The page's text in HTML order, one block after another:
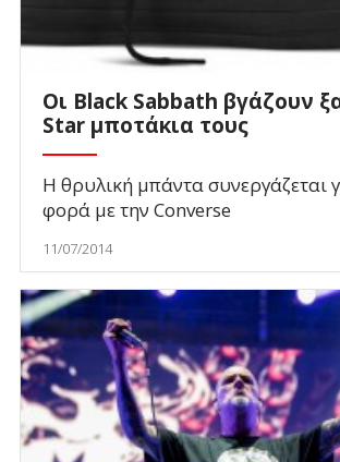
Οι Black Sabbath βγάζουν
Star μποτάκια τους
Η θρυλική μπάντα συνεργάζεται
φορά με την Converse
11/07/2014